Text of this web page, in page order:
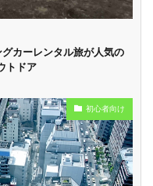
カーレンタル旅が人気の
トドア
初心者向け